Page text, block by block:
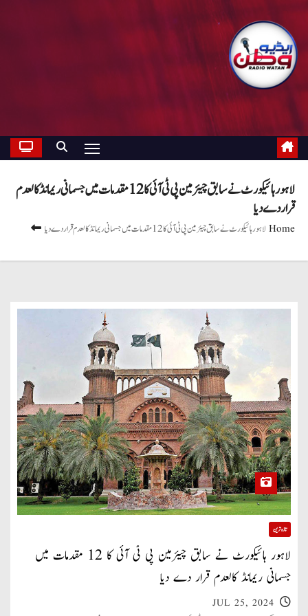
لاہور ہائیکورٹ نے سابق چیئرمین پی ٹی آئی کا 12 مقدمات میں جسمانی ریمانڈ کالعدم
قرار دے دیا
Homeلاہور ہائیکورٹ نے سابق چیئرمین پی ٹی آئی کا 12 مقدمات میں جسمانی ریمانڈ کالعدم قرار دے دیا
تازہ ترین
لاہور ہائیکورٹ نے سابق چیئرمین پی ٹی آئی کا 12 مقدمات میں
جسمانی ریمانڈ کالعدم قرار دے دیا
JUL 25, 2024